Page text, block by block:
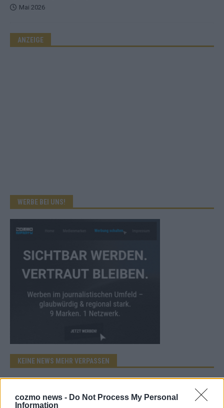
cozmo news - Do Not Process My Personal
Information
Mai 2026
ANZEIGE
WERBE BEI UNS!
KEINE NEWS MEHR VERPASSEN